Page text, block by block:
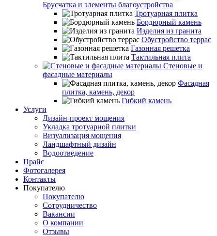
Брусчатка и элементы благоустройства
Тротуарная плитка
Бордюрный камень
Изделия из гранита
Обустройство террас
Газонная решетка
Тактильная плита
Стеновые и
фасадные материалы
Фасадная
плитка, камень, декор
Гибкий камень
Услуги
Дизайн-проект мощения
Укладка тротуарной плитки
Визуализация мощения
Ландшафтный дизайн
Водоотведение
Прайс
Фотогалерея
Контакты
Покупателю
Покупателю
Сотрудничество
Вакансии
О компании
Отзывы